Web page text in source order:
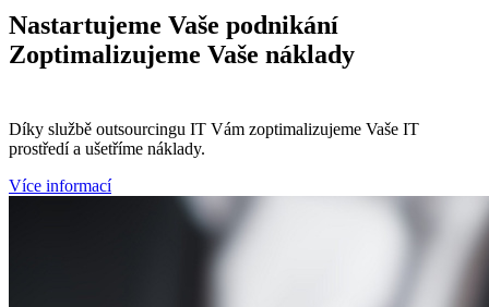
Nastartujeme Vaše podnikání
Zoptimalizujeme Vaše náklady
Díky službě outsourcingu IT Vám zoptimalizujeme Vaše IT
prostředí a ušetříme náklady.
Více informací